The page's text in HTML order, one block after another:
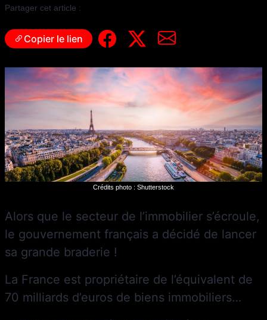
Partager cet article :
Copier le lien
Crédits photo : Shutterstock
Alors que le secteur de l’immobilier s’écroule,
le gouvernement français a décidé de lancer
sa grande braderie !
La France est propriétaire de l’équivalent de
70 milliards d’euros de biens immobiliers…